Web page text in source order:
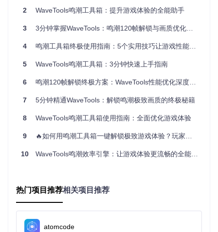
场景化解决方案：针对不同需求的操作指南
如何用帧率优化解决画面卡顿问题
提升移动设备游戏流畅度
启动工具并进入设置界面
运行WaveTools后，点击左侧工具栏的设置图标（齿轮
在弹出的设置面板中选择"画面调节"选项卡
配置帧率参数
在"帧率"下拉菜单中选择目标帧率（最高支持120FPS）
高级用户可点击"高级设置"进行精细化调节
点击"保存设置"按钮应用配置
通过"开始游戏"按钮启动鸣潮
游戏内按Alt+F显示帧率计数器确认优化效果
2 WaveTools鸣潮工具箱：提升游戏体验的全能助手
3 3分钟掌握WaveTools：鸣潮120帧解锁与画质优化完全指南
4 鸣潮工具箱终极使用指南：5个实用技巧让游戏性能翻倍
5 WaveTools鸣潮工具箱：3分钟快速上手指南
6 鸣潮120帧解锁终极方案：WaveTools性能优化深度指南
7 5分钟精通WaveTools：解锁鸣潮极致画质的终极秘籍
8 WaveTools鸣潮工具箱使用指南：全面优化游戏体验
9 🔥如何用鸣潮工具箱一键解锁极致游戏体验？玩家必备的4大核心功能全解析
10 WaveTools鸣潮效率引擎：让游戏体验更流畅的全能助手
热门项目推荐相关项目推荐
atomcode